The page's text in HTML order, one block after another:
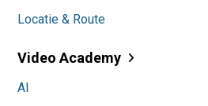
Locatie & Route
Video Academy
AI